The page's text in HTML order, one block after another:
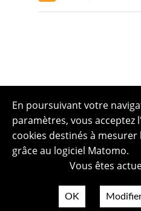
En poursuivant votre
paramètres, vous
cookies destinés à
grâce au logiciel Matomo.
Vous êtes
OK